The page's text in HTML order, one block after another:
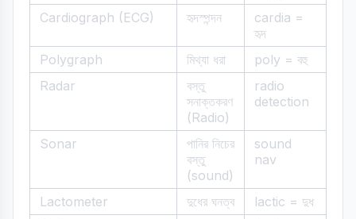
Cardiograph (ECG)
হৃদস্পন্দন
cardia =
হৃদ
Polygraph
মিথ্যা ধরা
poly = বহু
Radar
বস্তু
সনাক্তকরণ
(Radio)
radio
detection
Sonar
পানির নিচের
বস্তু
(sound)
sound
nav
Lactometer দুধের ঘনত্ব
lactic = দুধ